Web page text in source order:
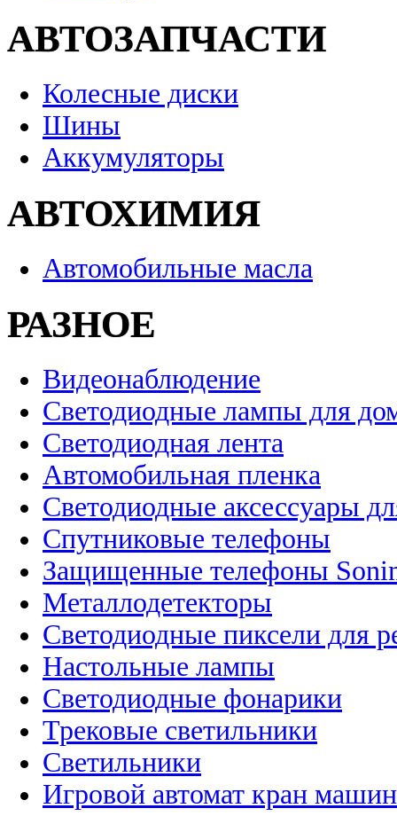
АВТОЗАПЧАСТИ
Колесные диски
Шины
Аккумуляторы
АВТОХИМИЯ
Автомобильные масла
РАЗНОЕ
Видеонаблюдение
Светодиодные лампы для
Светодиодная лента
Автомобильная пленка
Светодиодные аксессуары
Спутниковые телефоны
Защищенные телефоны
Металлодетекторы
Светодиодные пиксели для
Настольные лампы
Светодиодные фонарики
Трековые светильники
Светильники
Игровой автомат кран